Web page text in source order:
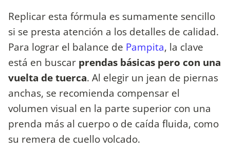
Replicar esta fórmula es sumamente sencillo
si se presta atención a los detalles de calidad.
Para lograr el balance de Pampita, la clave
está en buscar prendas básicas pero con una
vuelta de tuerca. Al elegir un jean de piernas
anchas, se recomienda compensar el
volumen visual en la parte superior con una
prenda más al cuerpo o de caída fluida, como
su remera de cuello volcado.